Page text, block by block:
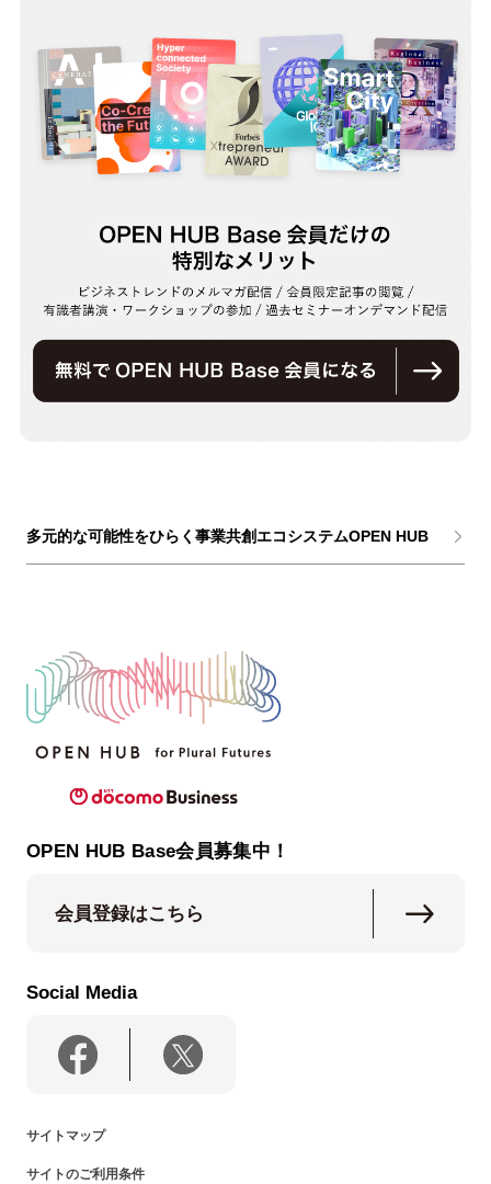
多元的な可能性をひらく事業共創エコシステムOPEN HUB
OPEN HUB Base会員募集中！
会員登録はこちら
Social Media
サイトマップ
サイトのご利用条件